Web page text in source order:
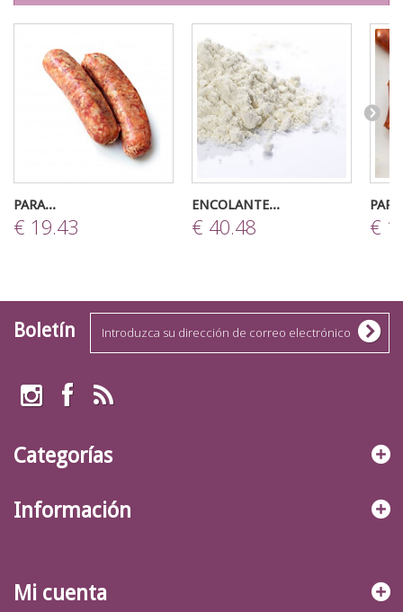
PARA...
€ 19.43
ENCOLANTE...
€ 40.48 €
Boletín
Categorías
Información
Mi cuenta